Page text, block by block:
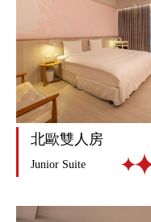
北歐雙人房
Junior Suite